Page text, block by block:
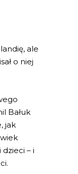
ale
o niej
Bałuk
jak
– i